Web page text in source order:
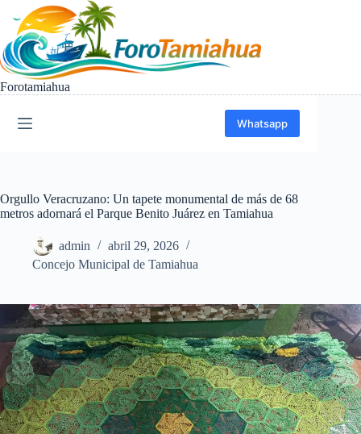
contenido
Forotamiahua
Whatsapp
Orgullo Veracruzano: Un tapete monumental de más de 68
metros adornará el Parque Benito Juárez en Tamiahua
admin
abril 29, 2026
Concejo Municipal de Tamiahua